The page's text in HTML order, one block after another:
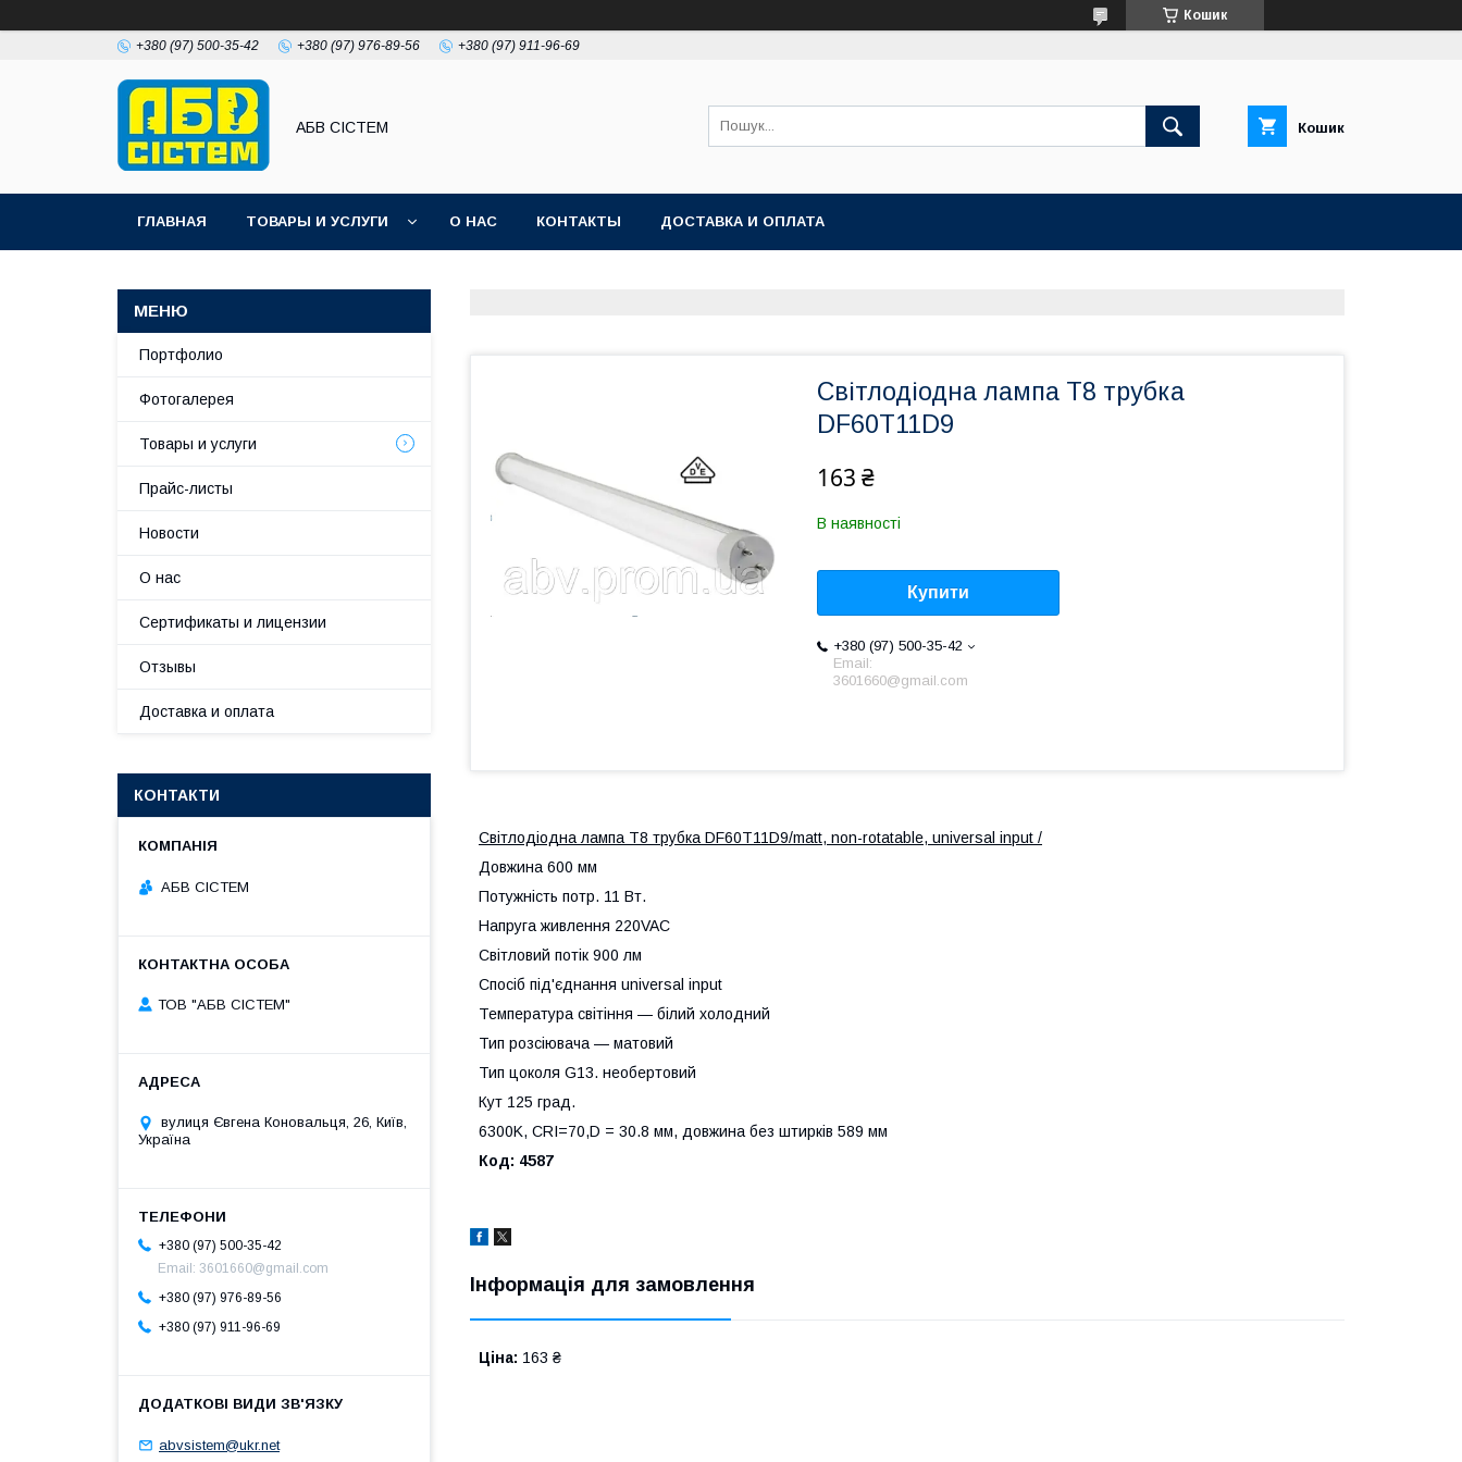
Кошик
+380 (97) 500-35-42 +380 (97) 976-89-56 +380 (97) 911-96-69
АБВ СІСТЕМ Кошик
ГЛАВНАЯ ТОВАРЫ И УСЛУГИ О НАС КОНТАКТЫ ДОСТАВКА И ОПЛАТА
Світлодіодна лампа Т8 трубка
DF60T11D9
163 ₴
В наявності
Купити
+380 (97) 500-35-42
Email:
3601660@gmail.com
Світлодіодна лампа Т8 трубка DF60T11D9/matt, non-rotatable, universal input /
Довжина 600 мм
Потужність потр. 11 Вт.
Напруга живлення 220VAC
Світловий потік 900 лм
Спосіб під'єднання universal input
Температура світіння — білий холодний
Тип розсіювача — матовий
Тип цоколя G13. необертовий
Кут 125 град.
6300K, CRI=70,D = 30.8 мм, довжина без штирків 589 мм
Код: 4587
Інформація для замовлення
Ціна: 163 ₴
Портфолио
Фотогалерея
Товары и услуги
Прайс-листы
Новости
О нас
Сертификаты и лицензии
Отзывы
Доставка и оплата
КОНТАКТИ
АБВ СІСТЕМ
ТОВ "АБВ СІСТЕМ"
вулиця Євгена Коновальця, 26, Київ,
Україна
+380 (97) 500-35-42
Email: 3601660@gmail.com
+380 (97) 976-89-56
+380 (97) 911-96-69
abvsistem@ukr.net